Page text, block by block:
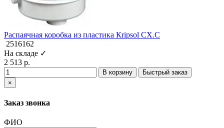
Распаячная коробка из пластика Кripsol СХ.С
2516162
На складе ✓
2 513 р.
В корзину
Быстрый заказ
×
Заказ звонка
ФИО